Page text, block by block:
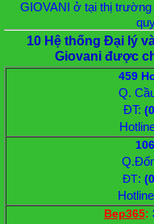
GIOVANI ở tại thị trường
10 Hệ thống Đại lý
Giovani được
459
Q.
ĐT:
ĐT:
Bep365: